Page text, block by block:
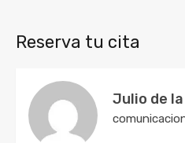
Reserva tu cita
Julio de la